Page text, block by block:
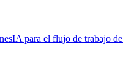
IA para el flujo de trabajo